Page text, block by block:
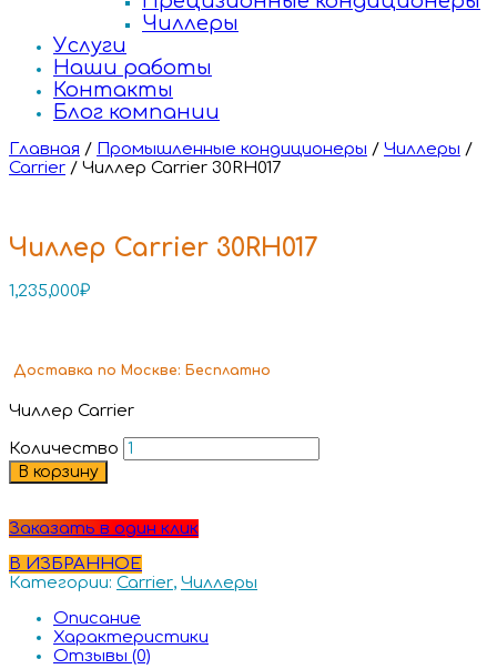
Чиллеры
Услуги
Наши работы
Контакты
Блог компании
Главная / Промышленные кондиционеры / Чиллеры /
Carrier / Чиллер Carrier 30RH017
Чиллер Carrier 30RH017
1,235,000₽
Доставка по Москве: Бесплатно
Чиллер Carrier
Количество
В корзину
Заказать в один клик
В ИЗБРАННОЕ
Категории: Carrier, Чиллеры
Описание
Характеристики
Отзывы (0)